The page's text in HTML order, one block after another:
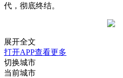
代，彻底终结。
展开全文
打开APP查看更多
切换城市
当前城市